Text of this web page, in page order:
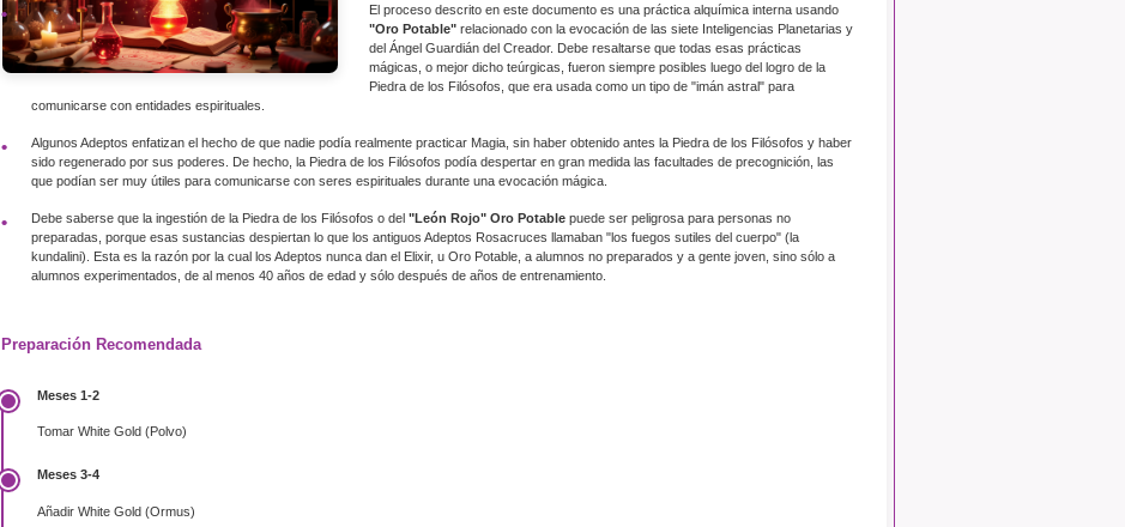
El proceso descrito en este documento es una práctica alquímica interna usando
"Oro Potable" relacionado con la evocación de las siete Inteligencias Planetarias y
del Ángel Guardián del Creador. Debe resaltarse que todas esas prácticas
mágicas, o mejor dicho teúrgicas, fueron siempre posibles luego del logro de la
Piedra de los Filósofos, que era usada como un tipo de "imán astral" para
comunicarse con entidades espirituales.
Algunos Adeptos enfatizan el hecho de que nadie podía realmente practicar Magia, sin haber obtenido antes la Piedra de los Filósofos y haber
sido regenerado por sus poderes. De hecho, la Piedra de los Filósofos podía despertar en gran medida las facultades de precognición, las
que podían ser muy útiles para comunicarse con seres espirituales durante una evocación mágica.
Debe saberse que la ingestión de la Piedra de los Filósofos o del "León Rojo" Oro Potable puede ser peligrosa para personas no
preparadas, porque esas sustancias despiertan lo que los antiguos Adeptos Rosacruces llamaban "los fuegos sutiles del cuerpo" (la
kundalini). Esta es la razón por la cual los Adeptos nunca dan el Elixir, u Oro Potable, a alumnos no preparados y a gente joven, sino sólo a
alumnos experimentados, de al menos 40 años de edad y sólo después de años de entrenamiento.
Preparación Recomendada
Meses 1-2
Tomar White Gold (Polvo)
Meses 3-4
Añadir White Gold (Ormus)